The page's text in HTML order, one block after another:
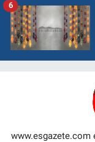
6
www.esgazete.com